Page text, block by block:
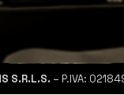
S.R.L.S. – P.IVA: